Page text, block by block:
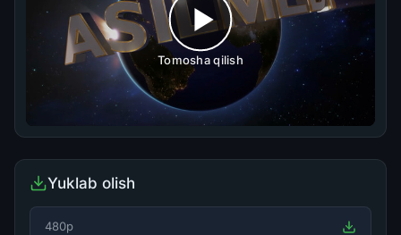
Tomosha qilish
Yuklab olish
480p